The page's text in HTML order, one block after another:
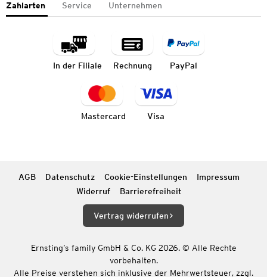
Zahlarten Service Unternehmen
In der Filiale Rechnung PayPal
Mastercard Visa
AGB Datenschutz Cookie-Einstellungen
Impressum
Widerruf
Barrierefreiheit
Vertrag widerrufen
Ernsting’s family GmbH & Co. KG 2026. © Alle Rechte
vorbehalten.
Alle Preise verstehen sich inklusive der Mehrwertsteuer, zzgl.